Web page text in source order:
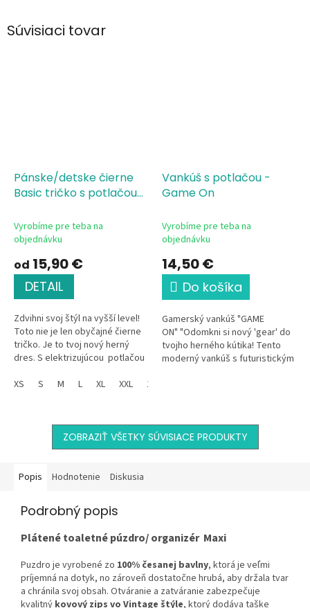
Súvisiaci tovar
Pánske/detske čierne
Basic tričko s potlačou
Vyrobíme pre teba na
objednávku
od 15,90 €
DETAIL
Zdvihni svoj štýl na vyšší level!
Toto nie je len obyčajné čierne
tričko. Je to tvoj nový herný
dres. S elektrizujúcou potlačou
dáš všetkým...
XS S M L XL XXL 134
Vankúš s potlačou -
Game On
Vyrobíme pre teba na
objednávku
14,50 €
Do košíka
Gamerský vankúš "GAME
ON" "Odomkni si nový 'gear' do
tvojho herného kútika! Tento
moderný vankúš s futuristickým
ZOBRAZIŤ VŠETKY SÚVISIACE PRODUKTY
Popis Hodnotenie Diskusia
Podrobný popis
Plátené toaletné púzdro/ organizér Maxi
Puzdro je vyrobené zo 100% česanej bavlny, ktorá je veľmi
príjemná na dotyk, no zároveň dostatočne hrubá, aby držala tvar
a chránila svoj obsah. Otváranie a zatváranie zabezpečuje
kvalitný kovový zips vo Vintage štýle, ktorý dodáva taške